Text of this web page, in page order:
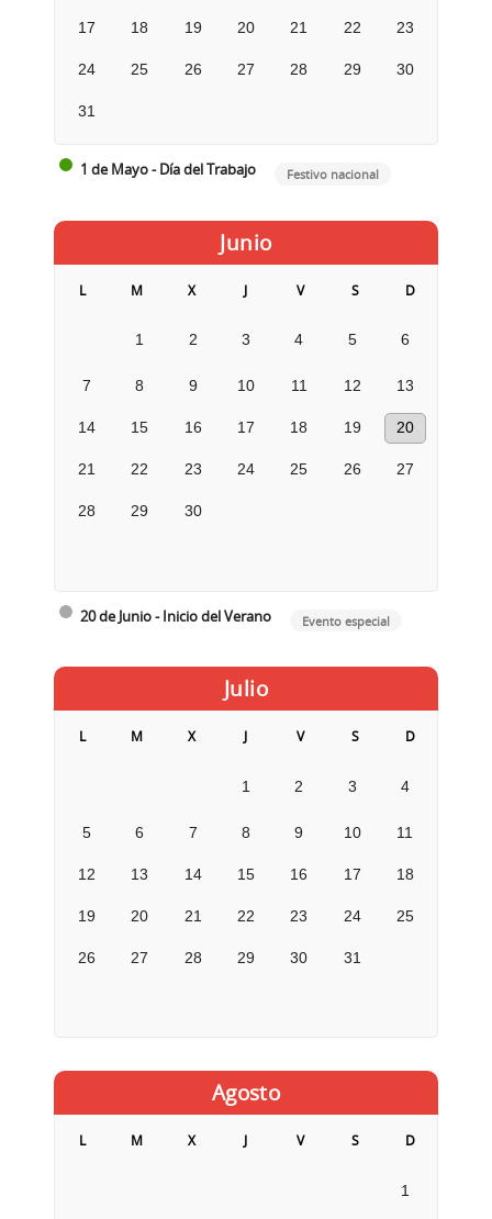
17 18 19 20 21 22 23
24 25 26 27 28 29 30
31
1 de Mayo - Día del Trabajo Festivo nacional
Junio
L M X J V S D
1 2 3 4 5 6
7 8 9 10 11 12 13
14 15 16 17 18 19 20
21 22 23 24 25 26 27
28 29 30
20 de Junio - Inicio del Verano Evento especial
Julio
L M X J V S D
1 2 3 4
5 6 7 8 9 10 11
12 13 14 15 16 17 18
19 20 21 22 23 24 25
26 27 28 29 30 31
Agosto
L M X J V S D
1